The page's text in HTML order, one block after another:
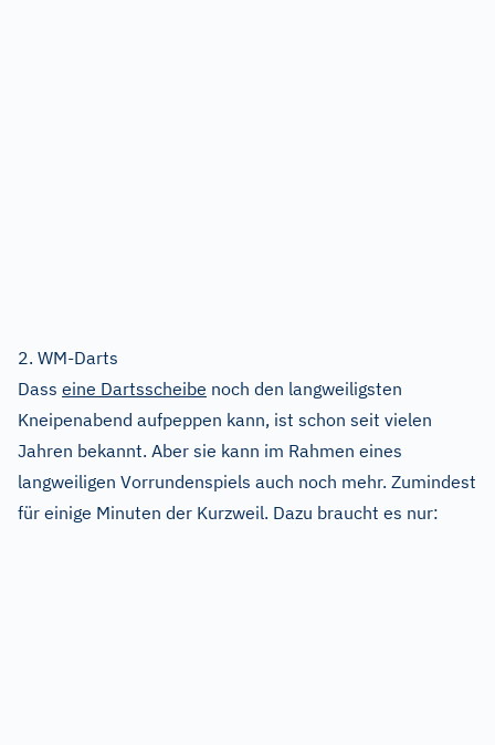
2. WM-Darts
Dass eine Dartsscheibe noch den langweiligsten
Kneipenabend aufpeppen kann, ist schon seit vielen
Jahren bekannt. Aber sie kann im Rahmen eines
langweiligen Vorrundenspiels auch noch mehr. Zumindest
für einige Minuten der Kurzweil. Dazu braucht es nur: